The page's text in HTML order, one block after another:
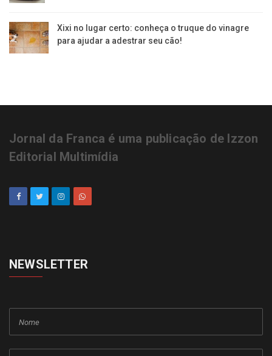
Xixi no lugar certo: conheça o truque do vinagre
para ajudar a adestrar seu cão!
Jornal da Franca é uma publicação de Izzon
Editorial Multimídia
NEWSLETTER